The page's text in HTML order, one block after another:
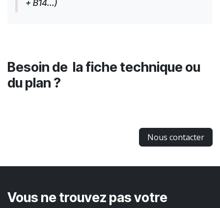
+ B14...)
Besoin de la fiche technique ou
du plan ?
Nous contacter
Vous ne trouvez pas votre